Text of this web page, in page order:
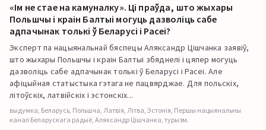
«Ім не стае на камуналку». Ці праўда, што жыхары
Польшчы і краін Балтыі могуць дазволіць сабе
адпачынак толькі ў Беларусі і Расеі?
Эксперт па нацыянальнай бяспецы Аляксандр Цішчанка заявіў,
што жыхары Польшчы і краін Балтыі збяднелі і цяпер могуць
дазволіць сабе адпачынак толькі ў Беларусі і Расеі. Але
афіцыйная статыстыка гэтага не пацвярджае. Для польскіх,
літоўскіх, латвійскіх і эстонскіх...
выдумка, Беларусь, Польшча, Латвія, Літва, Эстонія, Першы нацыянальны
канал Беларускага радыё, Аляксандр Цішчанка, турызм.